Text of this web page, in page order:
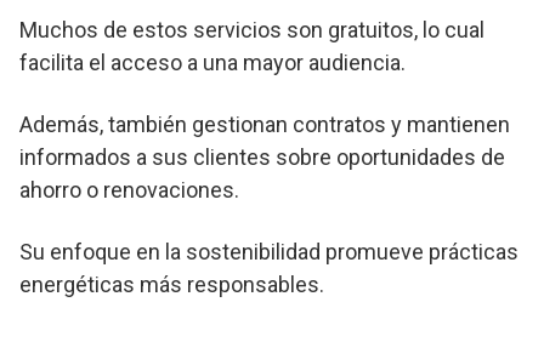
Muchos de estos servicios son gratuitos, lo cual
facilita el acceso a una mayor audiencia.
Además, también gestionan contratos y mantienen
informados a sus clientes sobre oportunidades de
ahorro o renovaciones.
Su enfoque en la sostenibilidad promueve prácticas
energéticas más responsables.